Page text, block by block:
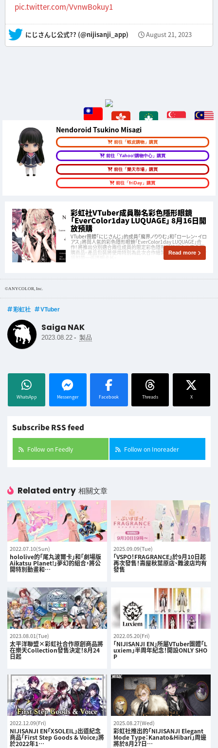
pic.twitter.com/VvnwBokuy1
— にじさんじ公式?? (@nijisanji_app) August 21, 2023
Nendoroid Tsukino Misagi
前往「蝦皮購物」購買
前往「Yahoo!購物中心」購買
前往「樂天市場」購買
前往「friDay」購買
彩虹社VTuber成員聯名彩色隱形眼鏡
「EverColor1day LUQUAGE」 8月16日開
放預購
VTuber團體「にじさんじ」的成員「魔界ノりりむ」和「ローレン・イロ
アス」將與人氣的彩色隱形眼鏡「EverColor1day LUQUAGE」合
作！將推出分別適合兩位成員的限定彩色隱形眼鏡組合的完全預
購商品。產品包裝將使用特別為此次合作繪製的插畫設計，每組合
Read more
©ANYCOLOR, Inc.
彩虹社 VTuber
Saiga NAK
2023.08.22 - 製品
WhatsApp Messenger Facebook Threads X
Subscribe RSS feed
Follow on Feedly Follow on Inoreader
Related entry 相關文章
2022.07.10(Sun)
hololive的「尾丸波爾卡」和「劇場版
Aikatsu Planet!」夢幻的組合，將公
開特別動畫和…
2025.09.09(Tue)
「VSPO！FRAGRANCE」於9月10日起
再次發售！壽屋秋葉原店、難波店均有
發售
2023.08.01(Tue)
太平洋聯盟×彩虹社合作原創商品將
在樂天Collection發售決定！8月24
日起
2022.05.20(Fri)
「NIJISANJI EN」所屬VTuber團體「L
uxiem」半周年紀念！開設ONLY SHO
P
2022.12.09(Fri)
NIJISANJI EN「XSOLEIL」出道紀念
商品「First Step Goods & Voice」將
於2022年1…
2025.08.27(Wed)
彩虹社推出的「NIJISANJI Elegant
Mode Type：Kanato&Hibari」周邊
將於8月27日…